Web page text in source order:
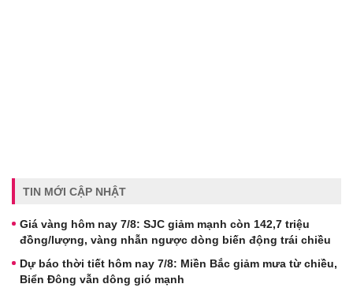
TIN MỚI CẬP NHẬT
Giá vàng hôm nay 7/8: SJC giảm mạnh còn 142,7 triệu
đồng/lượng, vàng nhẫn ngược dòng biến động trái chiều
Dự báo thời tiết hôm nay 7/8: Miền Bắc giảm mưa từ chiều,
Biển Đông vẫn dông gió mạnh